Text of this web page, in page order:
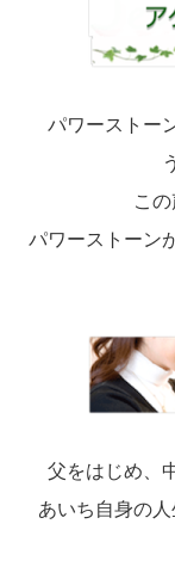
パワーストー
こ
パワーストーン
父をはじめ、
あいち自身の